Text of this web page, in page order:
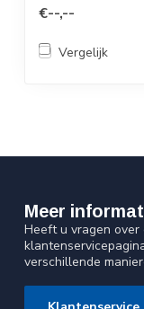
€--,--
Vergelijk
Meer
Heeft u vragen over
verschillende